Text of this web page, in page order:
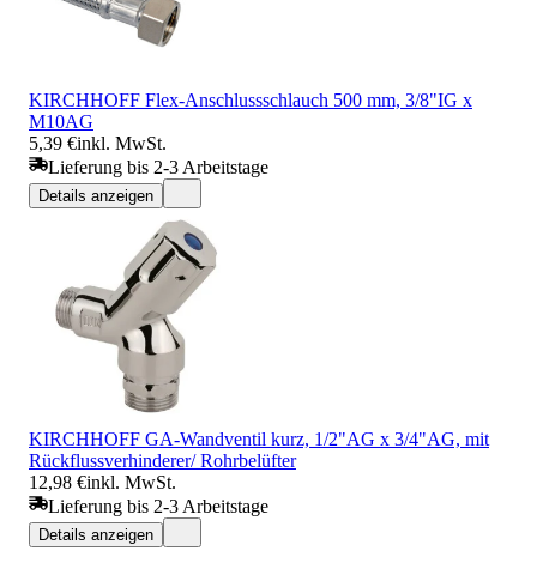
KIRCHHOFF Flex-Anschlussschlauch 500 mm, 3/8"IG x
M10AG
5,39 €inkl. MwSt.
Lieferung bis 2-3 Arbeitstage
Details anzeigen
KIRCHHOFF GA-Wandventil kurz, 1/2"AG x 3/4"AG, mit
Rückflussverhinderer/ Rohrbelüfter
12,98 €inkl. MwSt.
Lieferung bis 2-3 Arbeitstage
Details anzeigen